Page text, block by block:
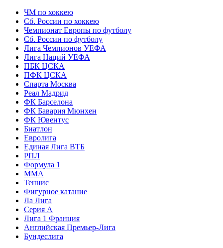
ЧМ по хоккею
Сб. России по хоккею
Чемпионат Европы по футболу
Сб. России по футболу
Лига Чемпионов УЕФА
Лига Наций УЕФА
ПБК ЦСКА
ПФК ЦСКА
Спарта Москва
Реал Мадрид
ФК Барселона
ФК Бавария Мюнхен
ФК Ювентус
Биатлон
Евролига
Единая Лига ВТБ
РПЛ
Формула 1
MMA
Теннис
Фигурное катание
Ла Лига
Серия А
Лига 1 Франция
Английская Премьер-Лига
Бундеслига